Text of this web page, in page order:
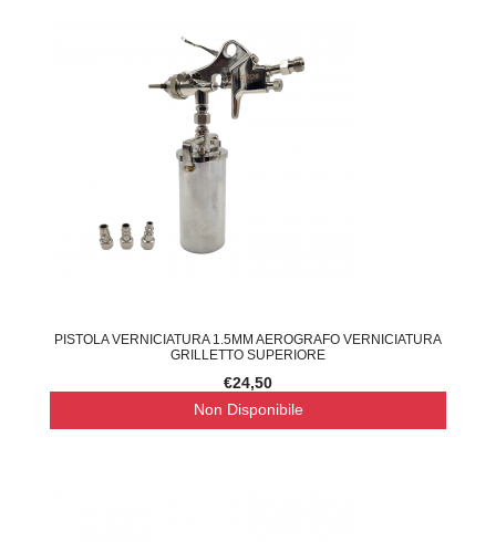
PISTOLA VERNICIATURA 1.5MM AEROGRAFO VERNICIATURA
GRILLETTO SUPERIORE
€24,50
Non Disponibile